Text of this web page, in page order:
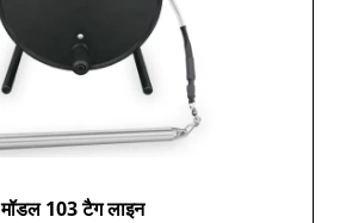
मॉडल 103 टैग लाइन